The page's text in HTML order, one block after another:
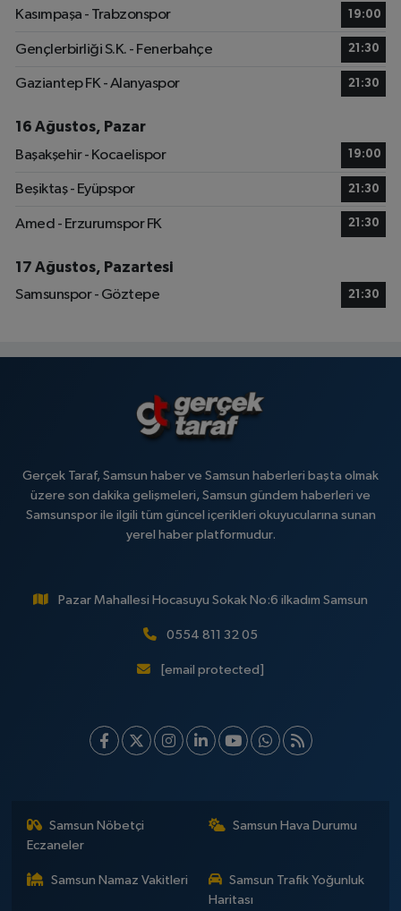
Kasımpaşa - Trabzonspor 19:00
Gençlerbirliği S.K. - Fenerbahçe 21:30
Gaziantep FK - Alanyaspor 21:30
16 Ağustos, Pazar
Başakşehir - Kocaelispor
19:00
Beşiktaş - Eyüpspor 21:30
Amed - Erzurumspor FK 21:30
17 Ağustos, Pazartesi
Samsunspor - Göztepe
21:30
Gerçek Taraf, Samsun haber ve Samsun haberleri başta olmak
üzere son dakika gelişmeleri, Samsun gündem haberleri ve
Samsunspor ile ilgili tüm güncel içerikleri okuyucularına sunan
yerel haber platformudur.
Pazar Mahallesi Hocasuyu Sokak No:6 ilkadım Samsun
0554 811 32 05
[email protected]
Samsun Nöbetçi
Eczaneler
Samsun Hava Durumu
Samsun Namaz Vakitleri
Samsun Trafik Yoğunluk
Haritası